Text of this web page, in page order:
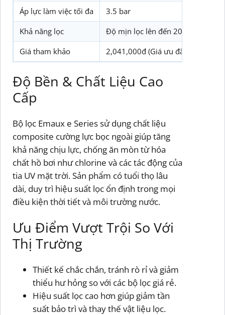
Áp lực làm việc tối đa 3.5 bar
Khả năng lọc Độ mịn lọc lên đến 20 microns
Giá tham khảo 2,041,000đ (Giá ưu đãi tại
Độ Bền & Chất Liệu Cao
Cấp
Bộ lọc Emaux e Series sử dụng chất liệu
composite cường lực bọc ngoài giúp tăng
khả năng chịu lực, chống ăn mòn từ hóa
chất hồ bơi như chlorine và các tác động của
tia UV mặt trời. Sản phẩm có tuổi thọ lâu
dài, duy trì hiệu suất lọc ổn định trong mọi
điều kiện thời tiết và môi trường nước.
Ưu Điểm Vượt Trội So Với
Thị Trường
Thiết kế chắc chắn, tránh rò rỉ và giảm
thiểu hư hỏng so với các bộ lọc giá rẻ.
Hiệu suất lọc cao hơn giúp giảm tần
suất bảo trì và thay thế vật liệu lọc.